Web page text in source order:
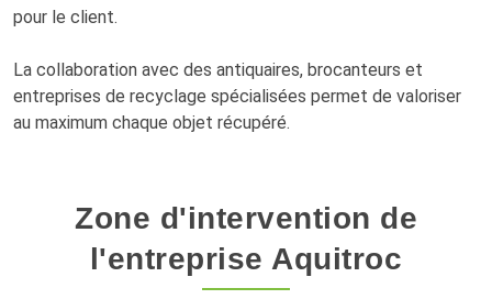
pour le client.
La collaboration avec des antiquaires, brocanteurs et
entreprises de recyclage spécialisées permet de valoriser
au maximum chaque objet récupéré.
Zone d'intervention de
l'entreprise Aquitroc